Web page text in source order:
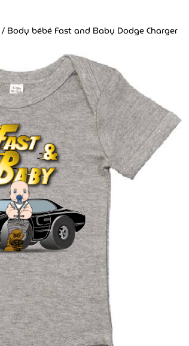
/ Body bébé Fast and Baby Dodge Charger